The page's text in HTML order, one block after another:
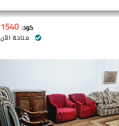
كود: 1540
متاحة الآن